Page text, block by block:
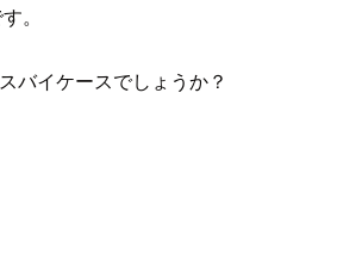
。
バイケースでしょうか？